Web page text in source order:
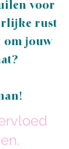
voor
rust
om jouw